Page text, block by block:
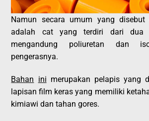
Namun secara umum yang disebut
adalah cat yang terdiri dari dua
mengandung poliuretan dan
pengerasnya.
Bahan ini merupakan pelapis yang
lapisan film keras yang memiliki
kimiawi dan tahan gores.